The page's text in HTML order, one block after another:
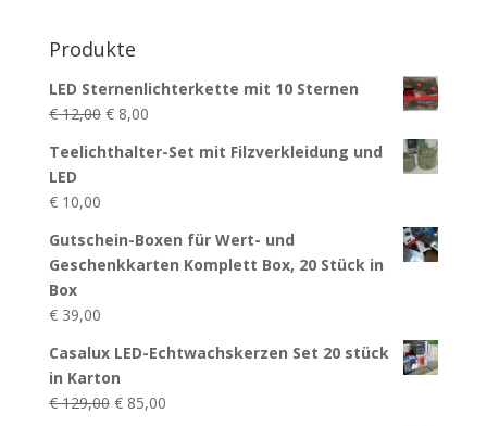
Produkte
LED Sternenlichterkette mit 10 Sternen
€12,00 Ursprünglicher
war:
€8,00Aktueller
ist:
Teelichthalter-Set mit Filzverkleidung und
LED
€10,00
Gutschein-Boxen für Wert- und
Geschenkkarten Komplett Box, 20 Stück in
Box
€39,00
Casalux LED-Echtwachskerzen Set 20 stück
in Karton
€129,00 Ursprünglicher
€85,00Aktueller